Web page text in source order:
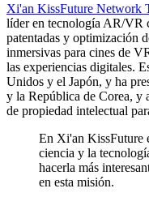
Xi'an KissFuture Network
líder en tecnología AR/VR
patentadas y optimización
inmersivas para cines de
las experiencias digitales.
Unidos y el Japón, y ha
y la República de Corea, y
de propiedad intelectual
En Xi'an KissFuture
ciencia y la
hacerla más
en esta misión.